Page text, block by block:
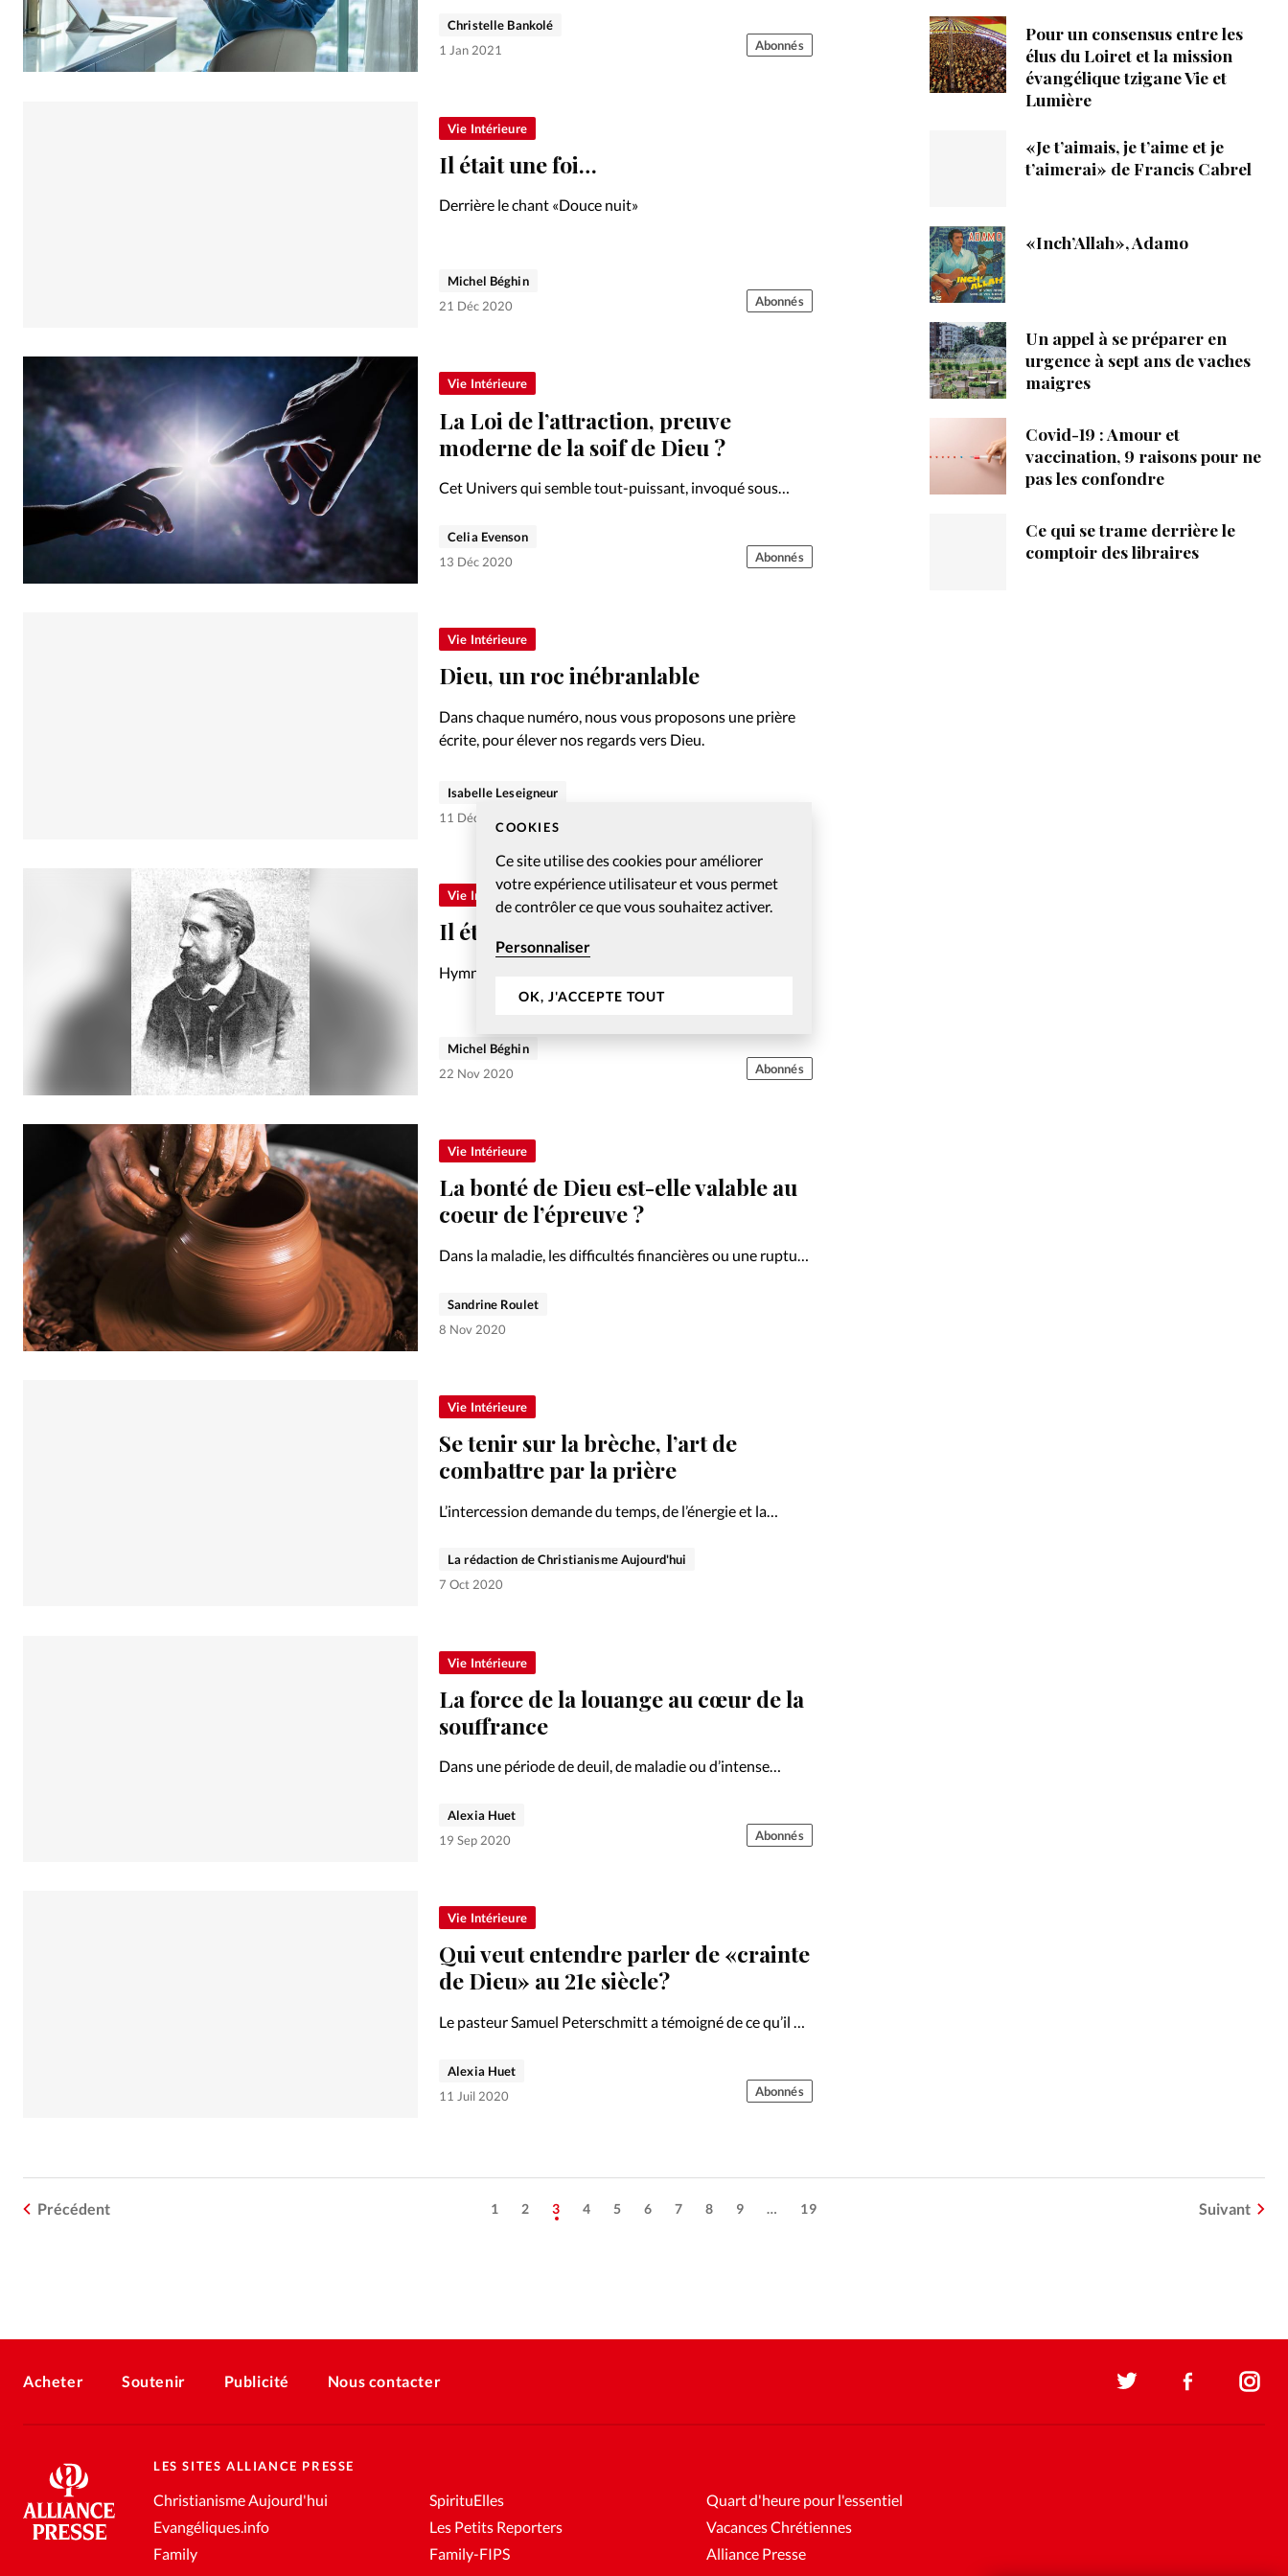
COOKIES
Ce site utilise des cookies pour améliorer
votre expérience utilisateur et vous permet
de contrôler ce que vous souhaitez activer.
Personnaliser
OK, J'ACCEPTE TOUT
reste confidentiel mais pourrait attirer les moins avertis.
Aux diverses déclinaisons reste le besoin de «sobriété
Christelle Bankolé
1 Jan 2021
Abonnés
Vie Intérieure
Il était une foi…
Derrière le chant «Douce nuit»
Michel Béghin
21 Déc 2020
Abonnés
Vie Intérieure
La Loi de l’attraction, preuve
moderne de la soif de Dieu ?
Cet Univers qui semble tout-puissant, invoqué sous
conversations, ferait-il de l’ombre au Dieu des chrétiens?
Si pour certains la clé réside dans les pensées positives,…
Celia Evenson
13 Déc 2020
Abonnés
Vie Intérieure
Dieu, un roc inébranlable
Dans chaque numéro, nous vous proposons une prière
écrite, pour élever nos regards vers Dieu.
Isabelle Leseigneur
11 Déc 2020
Vie Intérieure
Il était une foi…
Hymne à la justice sociale
Michel Béghin
22 Nov 2020
Abonnés
Vie Intérieure
La bonté de Dieu est-elle valable au
coeur de l’épreuve ?
Dans la maladie, les difficultés financières ou une rupture
que Dieu est bon, malgré tout? Charlotte, Stéphane et
Lysa sont passés par le creux de la vague…
Sandrine Roulet
8 Nov 2020
Vie Intérieure
Se tenir sur la brèche, l’art de
combattre par la prière
L’intercession demande du temps, de l’énergie et la
s’apprend et s’entraîne, avec l’aide du Saint-Esprit. Et si
nous développions les qualités nécessaires à cette
La rédaction de Christianisme Aujourd'hui
7 Oct 2020
Vie Intérieure
La force de la louange au cœur de la
souffrance
Dans une période de deuil, de maladie ou d’intense
différentes formes. Souvent, c’est une attitude
d’adoration qui permet la guérison du cœur. Une
Alexia Huet
19 Sep 2020
Abonnés
Vie Intérieure
Qui veut entendre parler de «crainte
de Dieu» au 21e siècle?
Le pasteur Samuel Peterschmitt a témoigné de ce qu’il a
sa famille et son Eglise. Retour sur une notion devenue
impopulaire mais qui reste incontournable.
Alexia Huet
11 Juil 2020
Abonnés
Précédent 1 2 3 4 5 6 7 8 9 … 19 Suivant
Pour un consensus entre les
élus du Loiret et la mission
évangélique tzigane Vie et
Lumière
«Je t’aimais, je t’aime et je
t’aimerai» de Francis Cabrel
«Inch’Allah», Adamo
Un appel à se préparer en
urgence à sept ans de vaches
maigres
Covid-19 : Amour et
vaccination, 9 raisons pour ne
pas les confondre
Ce qui se trame derrière le
comptoir des libraires
Acheter Soutenir Publicité Nous contacter
LES SITES ALLIANCE PRESSE
Christianisme Aujourd'hui
Evangéliques.info
Family
SpirituElles
Les Petits Reporters
Family-FIPS
Quart d'heure pour l'essentiel
Vacances Chrétiennes
Alliance Presse